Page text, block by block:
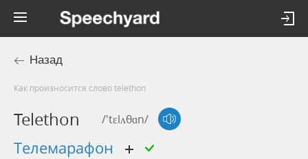
Назад
Как произносится слово telethon
Telethon /'tɛlʌθɑn/
телемарафон